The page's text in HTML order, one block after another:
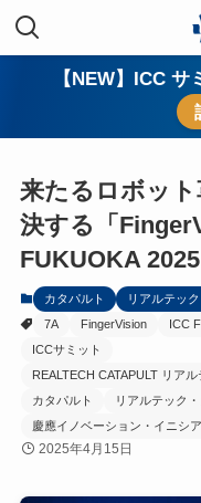
【NEW】ICC
来たるロボッ
決する「
FUKUOKA 2025
カタパルト
リアルテッ
7A
FingerVision ICC
ICCサミット
REALTECH CATAPULT リア
カタパルト
リアルテック
慶應イノベーション・イニシ
2025年4月15日